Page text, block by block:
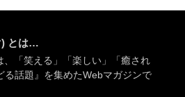
) とは…
「笑える」「楽しい」「癒され
る話題』を集めたWebマガジンで